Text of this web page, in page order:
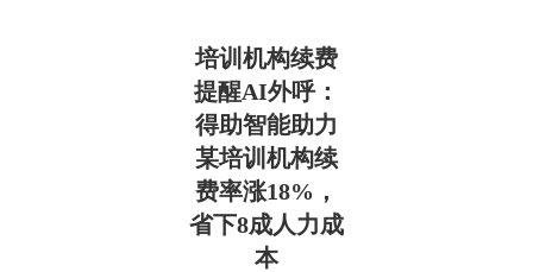
培训机构续费
提醒AI外呼：
得助智能助力
某培训机构续
费率涨18%，
省下8成人力成
本